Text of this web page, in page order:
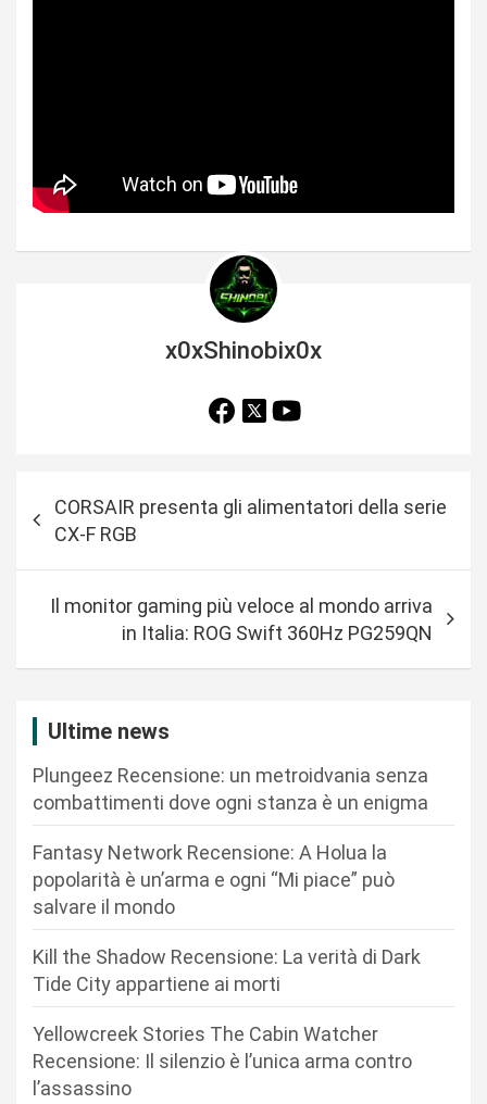
x0xShinobix0x
a
CORSAIR presenta gli alimentatori della serie
CX-F RGB
Il monitor gaming più veloce al mondo arriva
in Italia: ROG Swift 360Hz PG259QN
Ultime news
Plungeez Recensione: un metroidvania senza
combattimenti dove ogni stanza è un enigma
Fantasy Network Recensione: A Holua la
popolarità è un’arma e ogni “Mi piace” può
salvare il mondo
Kill the Shadow Recensione: La verità di Dark
Tide City appartiene ai morti
Yellowcreek Stories The Cabin Watcher
Recensione: Il silenzio è l’unica arma contro
l’assassino